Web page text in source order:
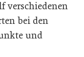
verschiedenen
bei den
und